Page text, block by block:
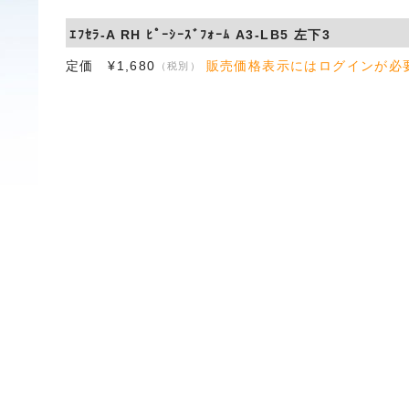
ｴﾌｾﾗ-A RH ﾋﾟｰｼｰｽﾞﾌｫｰﾑ A3-LB5 左下3
定価 ¥1,680 （税別） 販売価格表示にはログインが必